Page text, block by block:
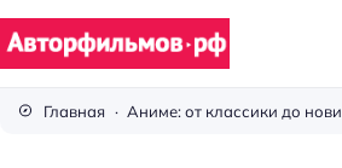
Главная Аниме: от классики до новинок